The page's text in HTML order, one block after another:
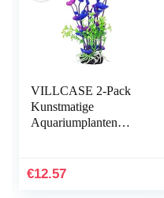
VILLCASE 2-Pack
Kunstmatige
Aquariumplanten
Inrichting Plastic
€12.57